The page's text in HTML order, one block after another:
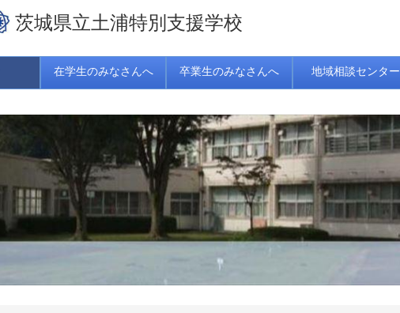
茨城県立土浦特別支援学校
在学生のみなさんへ 卒業生のみなさんへ 地域相談センター